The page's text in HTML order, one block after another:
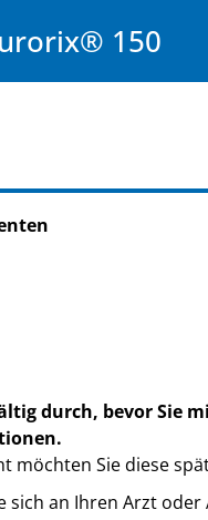
150
durch, bevor Sie
möchten Sie diese
sich an Ihren Arzt